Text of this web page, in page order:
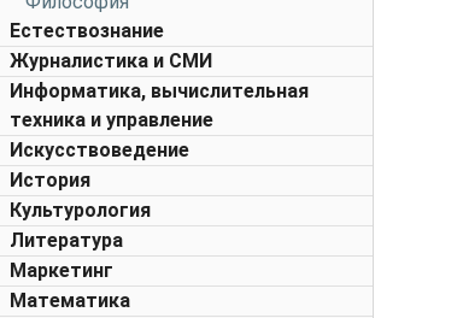
Естествознание
Журналистика и СМИ
Информатика, вычислительная
техника и управление
Искусствоведение
История
Культурология
Литература
Маркетинг
Математика